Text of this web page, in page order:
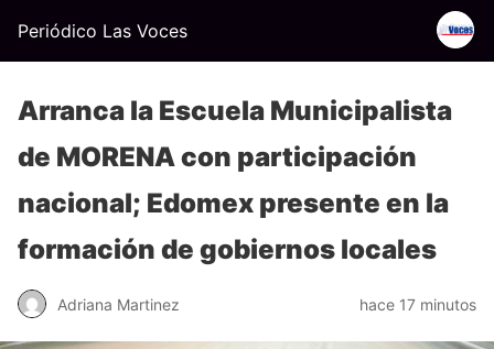
Periódico Las Voces
Arranca la Escuela Municipalista
de MORENA con participación
nacional; Edomex presente en la
formación de gobiernos locales
Adriana Martinez hace 17 minutos